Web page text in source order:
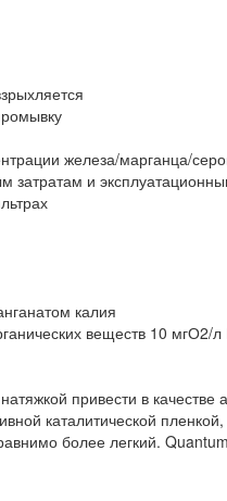
железа/марганца/
затратам и
калия
веществ 10
привести в качестве
каталитической
более легкий.